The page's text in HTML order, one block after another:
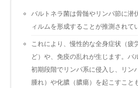
バルトネラ菌は骨髄やリンパ節に潜
ィルムを形成することが推測されて
これにより、慢性的な全身症状（疲
ど）や、免疫の乱れが生じます。バ
初期段階でリンパ系に侵入し、リン
腫れ）や化膿（膿瘍）を起こすこと